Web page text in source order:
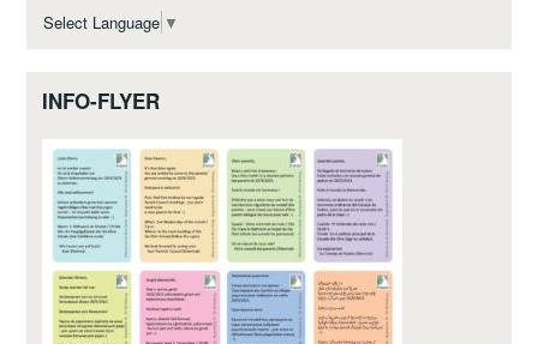
Select Language ▼
INFO-FLYER